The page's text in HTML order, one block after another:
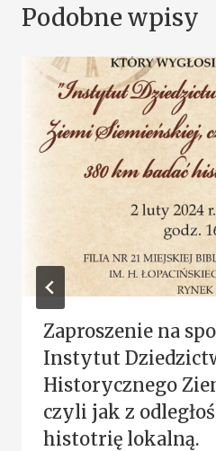
Podobne wpisy
Zaproszenie na
Instytut
Historycznego
czyli jak z
histotrię lokalną.